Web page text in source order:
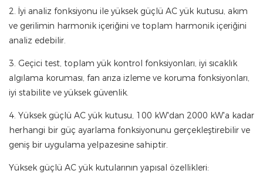
2. İyi analiz fonksiyonu ile yüksek güçlü AC yük kutusu, akım
ve gerilimin harmonik içeriğini ve toplam harmonik içeriğini
analiz edebilir.
3. Geçici test, toplam yük kontrol fonksiyonları, iyi sıcaklık
algılama koruması, fan arıza izleme ve koruma fonksiyonları,
iyi stabilite ve yüksek güvenlik.
4. Yüksek güçlü AC yük kutusu, 100 kW'dan 2000 kW'a kadar
herhangi bir güç ayarlama fonksiyonunu gerçekleştirebilir ve
geniş bir uygulama yelpazesine sahiptir.
Yüksek güçlü AC yük kutularının yapısal özellikleri: